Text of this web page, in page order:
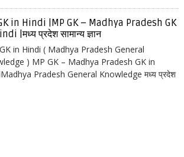
in Hindi |MP GK – Madhya Pradesh GK
|मध्य प्रदेश सामान्य ज्ञान
in Hindi ( Madhya Pradesh General
) MP GK – Madhya Pradesh GK in
Pradesh General Knowledge मध्य प्रदेश